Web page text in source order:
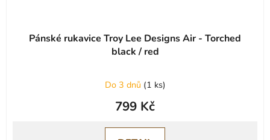
Pánské rukavice Troy Lee Designs Air - Torched
black / red
Do 3 dnů (1 ks)
799 Kč